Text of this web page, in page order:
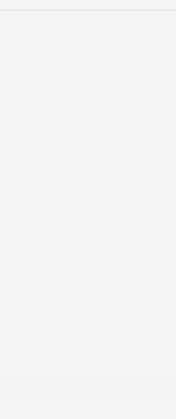
要能隨侍於戚紹
決定將帶來不同
、牛奶洋蔥星人